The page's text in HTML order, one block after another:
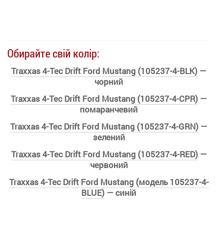
Обирайте свій колір:
Traxxas 4-Tec Drift Ford Mustang (105237-4-BLK) —
чорний
Traxxas 4-Tec Drift Ford Mustang (105237-4-CPR) —
помаранчевий
Traxxas 4-Tec Drift Ford Mustang (105237-4-GRN) —
зелений
Traxxas 4-Tec Drift Ford Mustang (105237-4-RED)—
червоний
Traxxas 4-Tec Drift Ford Mustang (модель 105237-4-
BLUE) — синій